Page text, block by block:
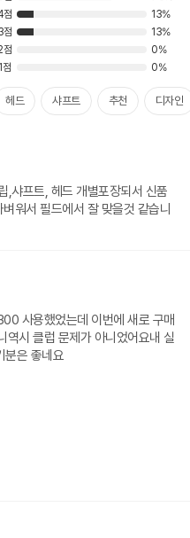
점
13%
점
13%
점
0%
1점
0%
헤드 샤프트 추천 디자인
,샤프트, 헤드 개별포장되서 신품
워서 필드에서 잘 맞을것 같습니
사용했었는데 이번에 새로 구매
시 클럽 문제가 아니었어요내 실
분은 좋네요